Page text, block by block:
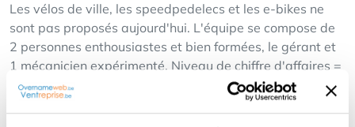
Les vélos de ville, les speedpedelecs et les e-bikes ne
sont pas proposés aujourd'hui. L'équipe se compose de
2 personnes enthousiastes et bien formées, le gérant et
1 mécanicien expérimenté. Niveau de chiffre d'affaires =
environ 1.600.000 EUR, avec une marge EBITDA
d'environ 15%. LOCATION Ce magasin de vélos est situé